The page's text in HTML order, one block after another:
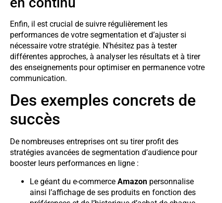
Enfin, il est crucial de suivre régulièrement les
performances de votre segmentation et d’ajuster si
nécessaire votre stratégie. N’hésitez pas à tester
différentes approches, à analyser les résultats et à tirer
des enseignements pour optimiser en permanence votre
communication.
Des exemples concrets de
succès
De nombreuses entreprises ont su tirer profit des
stratégies avancées de segmentation d’audience pour
booster leurs performances en ligne :
Le géant du e-commerce Amazon personnalise
ainsi l’affichage de ses produits en fonction des